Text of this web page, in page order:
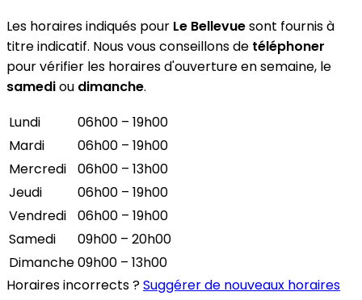
Les horaires indiqués pour Le Bellevuesont fournis à
titre indicatif. Nous vous conseillons de téléphoner
pour vérifier les horaires d'ouverture en semaine, le
samediou dimanche.
Lundi
06h00 – 19h00
Mardi
06h00 – 19h00
Mercredi
06h00 – 13h00
Jeudi
06h00 – 19h00
Vendredi
06h00 – 19h00
Samedi
09h00 – 20h00
Dimanche09h00 – 13h00
Horaires incorrects ?Suggérer de nouveaux horaires